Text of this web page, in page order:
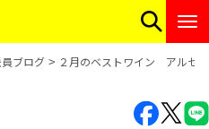
ブログ ２月のベストワイン アルゼ